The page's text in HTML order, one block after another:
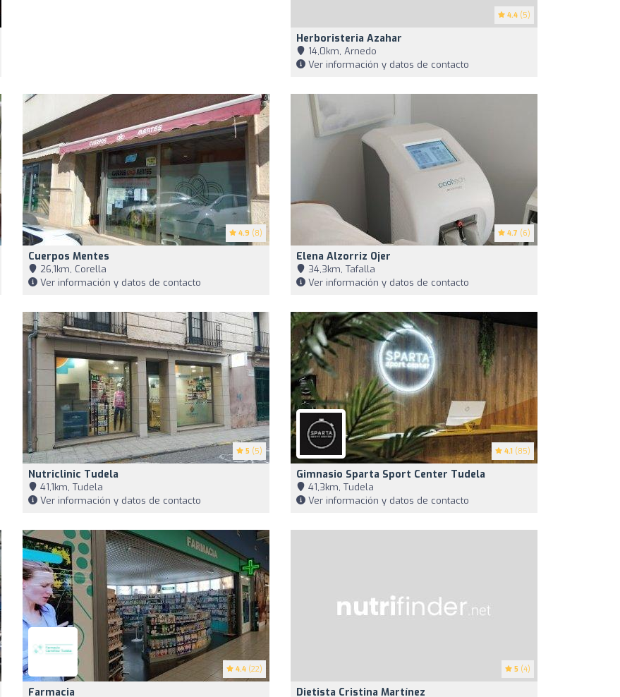
4.4 (5)
Herboristeria Azahar
14,0km, Arnedo
Ver información y datos de contacto
4.9 (8)
Cuerpos Mentes
26,1km, Corella
Ver información y datos de contacto
4.7 (6)
Elena Alzorriz Ojer
34,3km, Tafalla
Ver información y datos de contacto
5 (5)
Nutriclinic Tudela
41,1km, Tudela
Ver información y datos de contacto
4.1 (85)
Gimnasio Sparta Sport Center Tudela
41,3km, Tudela
Ver información y datos de contacto
4.4 (22)
Farmacia
5 (4)
Dietista Cristina Martínez